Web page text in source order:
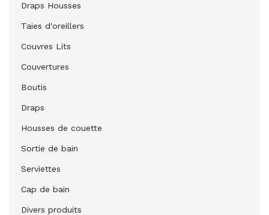
Draps Housses
Taies d'oreillers
Couvres Lits
Couvertures
Boutis
Draps
Housses de couette
Sortie de bain
Serviettes
Cap de bain
Divers produits